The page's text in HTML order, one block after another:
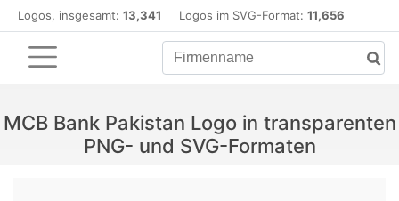
Logos, insgesamt: 13,341 Logos im SVG-Format: 11,656
MCB Bank Pakistan Logo in transparenten
PNG- und SVG-Formaten